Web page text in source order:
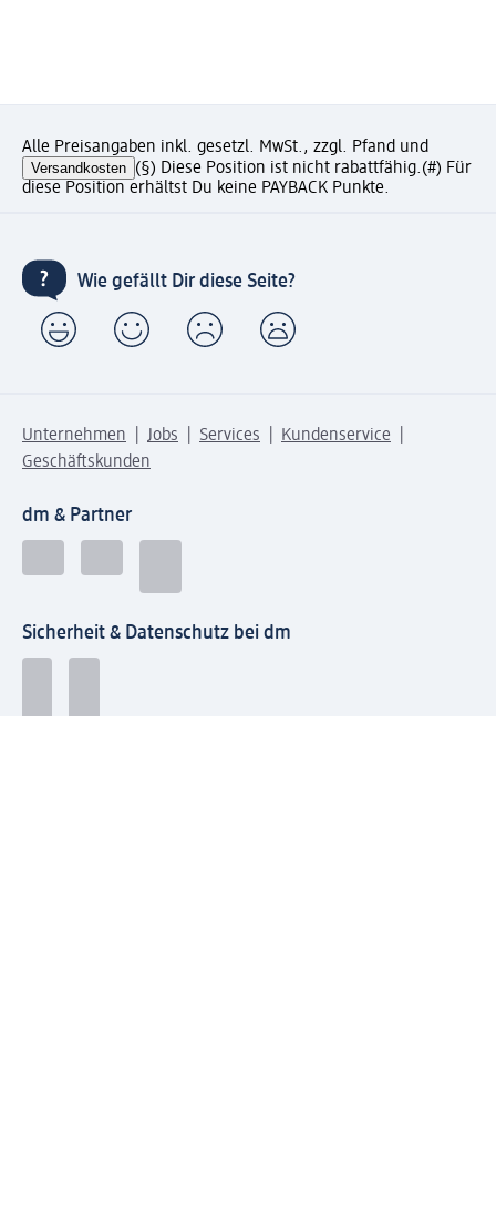
Alle Preisangaben inkl. gesetzl. MwSt., zzgl. Pfand und
Versandkosten (§) Diese Position ist nicht rabattfähig.(#) Für
diese Position erhältst Du keine PAYBACK Punkte.
Wie gefällt Dir diese Seite?
Unternehmen Jobs Services
Kundenservice
Geschäftskunden
dm & Partner
Sicherheit & Datenschutz bei dm